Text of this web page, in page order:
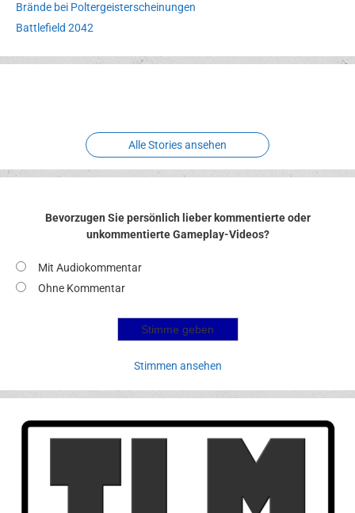
Brände bei Poltergeisterscheinungen
Battlefield 2042
Erlebnispark
Verbotene
Alle Stories ansehen
Bevorzugen Sie persönlich lieber kommentierte oder
unkommentierte Gameplay-Videos?
Mit Audiokommentar
Ohne Kommentar
Stimmen ansehen